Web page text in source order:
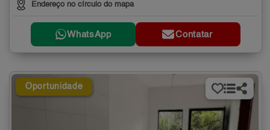
Endereço no círculo do mapa
WhatsApp Contatar
Oportunidade